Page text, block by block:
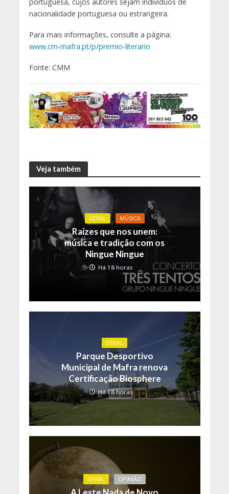
portuguesa, cujos autores sejam indivíduos de
nacionalidade portuguesa ou estrangeira.
Para mais informações, consulte a página:
www.cm-mafra.pt/p/premio-literario
Fonte: CMM
Veja também
GERAL MÚSICA
Raízes que nos unem:
música e tradição com os
Ningue Ningue
Há 18 horas
GERAL
Parque Desportivo
Municipal de Mafra renova
Certificação Biosphere
Há 18 horas
GERAL OPINIÃO